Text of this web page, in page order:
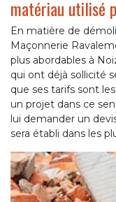
matériau utilisé
En matière de
Maçonnerie
plus abordables à
qui ont déjà sollicité
que ses tarifs sont
un projet dans ce
lui demander un
sera établi dans les